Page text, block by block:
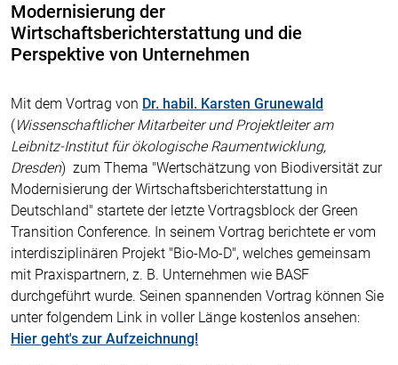
Modernisierung der
Wirtschaftsberichterstattung und die
Perspektive von Unternehmen
Mit dem Vortrag von Dr. habil. Karsten Grunewald
(Wissenschaftlicher Mitarbeiter und Projektleiter am
Leibnitz-Institut für ökologische Raumentwicklung,
Dresden) zum Thema "Wertschätzung von Biodiversität zur
Modernisierung der Wirtschaftsberichterstattung in
Deutschland" startete der letzte Vortragsblock der Green
Transition Conference. In seinem Vortrag berichtete er vom
interdisziplinären Projekt "Bio-Mo-D", welches gemeinsam
mit Praxispartnern, z. B. Unternehmen wie BASF
durchgeführt wurde. Seinen spannenden Vortrag können Sie
unter folgendem Link in voller Länge kostenlos ansehen:
Hier geht's zur Aufzeichnung!